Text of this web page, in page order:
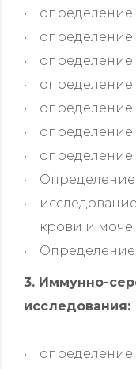
определение
определение
определение
определение
определение
определение
крови и моче
Определение
3. Иммунно-
исследования:
определение